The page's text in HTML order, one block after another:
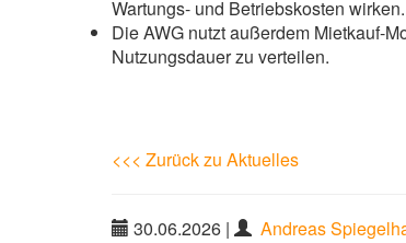
Wartungs- und Betriebskosten wirken.
Die AWG nutzt außerdem Mietkauf-
Nutzungsdauer zu verteilen.
<<< Zurück zu Aktuelles
30.06.2026 | Andreas